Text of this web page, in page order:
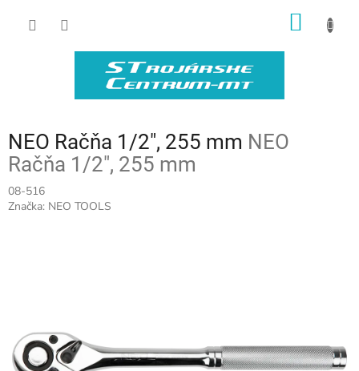
NEO Račňa 1/2", 255 mm NEO
Račňa 1/2", 255 mm
08-516
Značka: NEO TOOLS